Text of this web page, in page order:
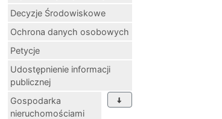
Decyzje Środowiskowe
Ochrona danych osobowych
Petycje
Udostępnienie informacji
publicznej
Gospodarka
nieruchomościami